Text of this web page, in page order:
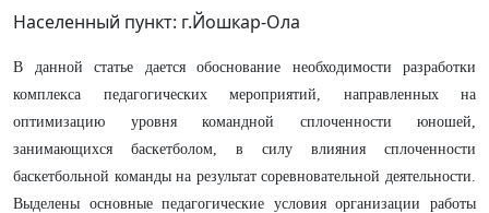
Населенный пункт: г.Йошкар-Ола
В данной статье дается обоснование необходимости разработки
комплекса педагогических мероприятий, направленных на
оптимизацию уровня командной сплоченности юношей,
занимающихся баскетболом, в силу влияния сплоченности
баскетбольной команды на результат соревновательной деятельности.
Выделены основные педагогические условия организации работы